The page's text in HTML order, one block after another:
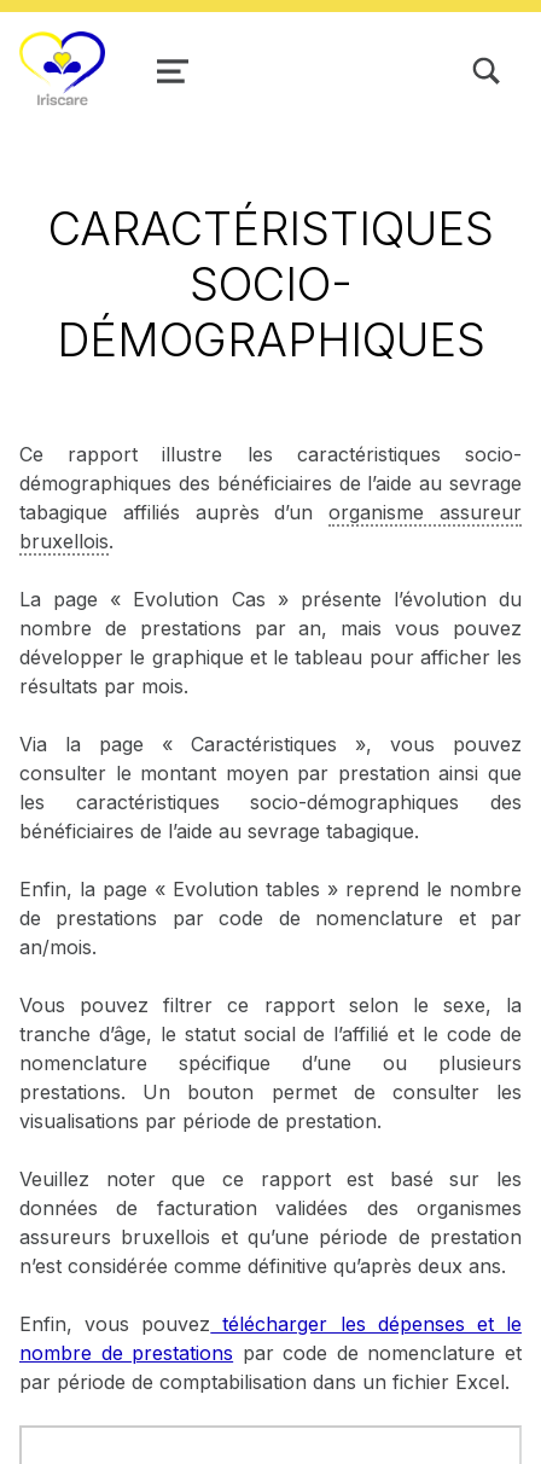
MENU
CARACTÉRISTIQUES
SOCIO-
DÉMOGRAPHIQUES
Ce rapport illustre les caractéristiques socio-
démographiques des bénéficiaires de l’aide au sevrage
tabagique affiliés auprès d’unorganisme assureur
bruxellois.
La page « Evolution Cas » présente l’évolution du
nombre de prestations par an, mais vous pouvez
développer le graphique et le tableau pour afficher les
résultats par mois.
Via la page « Caractéristiques », vous pouvez
consulter le montant moyen par prestation ainsi que
les caractéristiques socio-démographiques des
bénéficiaires de l’aide au sevrage tabagique.
Enfin, la page « Evolution tables » reprend le nombre
de prestations par code de nomenclature et par
an/mois.
Vous pouvez filtrer ce rapport selon le sexe, la
tranche d’âge, le statut social de l’affilié et le code de
nomenclature spécifique d’une ou plusieurs
prestations. Un bouton permet de consulter les
visualisations par période de prestation.
Veuillez noter que ce rapport est basé sur les
données de facturation validées des organismes
assureurs bruxellois et qu’une période de prestation
n’est considérée comme définitive qu’après deux ans.
Enfin, vous pouvez télécharger les dépenses et le
nombre de prestations par code de nomenclature et
par période de comptabilisation dans un fichier Excel.